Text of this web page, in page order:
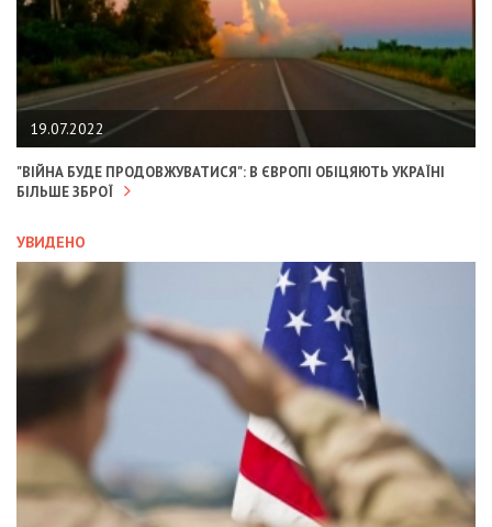
19.07.2022
"ВІЙНА БУДЕ ПРОДОВЖУВАТИСЯ": В ЄВРОПІ ОБІЦЯЮТЬ УКРАЇНІ
БІЛЬШЕ ЗБРОЇ
УВИДЕНО